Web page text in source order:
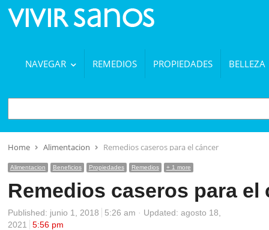
NAVEGAR REMEDIOS PROPIEDADES BELLEZA
BUSCAR
Home Alimentacion Remedios caseros para el cáncer
Alimentacion Beneficios Propiedades Remedios + 1 more
Remedios caseros para el
Published: junio 1, 2018 5:26 am
Updated: agosto 18,
2021
5:56 pm